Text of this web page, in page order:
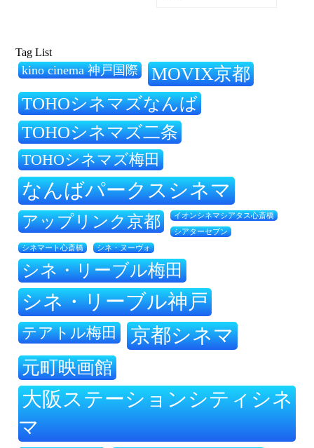
Tag List
kino cinema 神戸国際 MOVIX京都
TOHOシネマズなんば
TOHOシネマズ二条
TOHOシネマズ梅田
なんばパークスシネマ
アップリンク京都 イオンシネマシアタス心斎橋
シアターセブン
シネマート心斎橋 シネ・ヌーヴォ
シネ・リーブル梅田
シネ・リーブル神戸
テアトル梅田 京都シネマ
元町映画館
大阪ステーションシティシネ
マ